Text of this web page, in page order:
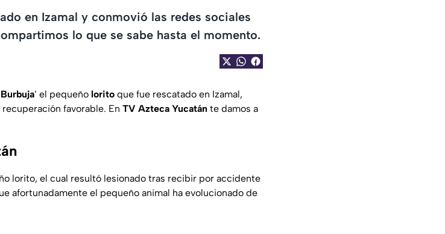
en Izamal y conmovió las redes sociales
lo que se sabe hasta el momento.
Burbuja’ el pequeño lorito que fue rescatado en Izamal,
favorable. En TV Azteca Yucatán te damos a
lorito, el cual resultó lesionado tras recibir por accidente
afortunadamente el pequeño animal ha evolucionado de